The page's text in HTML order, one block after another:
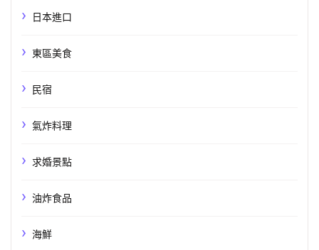
日本進口
東區美食
民宿
氣炸料理
求婚景點
油炸食品
海鮮